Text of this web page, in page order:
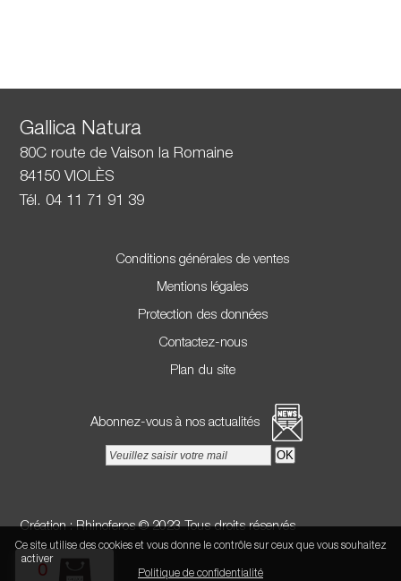
0
Gallica Natura
80C route de Vaison la Romaine
84150 VIOLÈS
Tél. 04 11 71 91 39
Conditions générales de ventes
Mentions légales
Protection des données
Contactez-nous
Plan du site
Abonnez-vous à nos actualités
Création :Rhinoferos© 2023 Tous droits réservés
Ce site utilise des cookies et vous donne le contrôle sur ceux que vous souhaitez
activer
Tout accepter
Politique de confidentialité